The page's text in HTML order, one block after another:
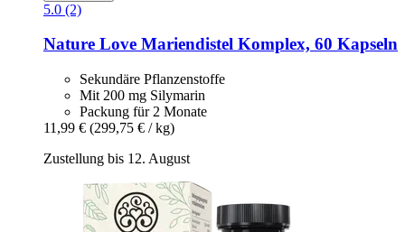
5.0 (2)
Nature Love Mariendistel Komplex, 60 Kapseln
Sekundäre Pflanzenstoffe
Mit 200 mg Silymarin
Packung für 2 Monate
11,99 € (299,75 € / kg)
Zustellung bis 12. August